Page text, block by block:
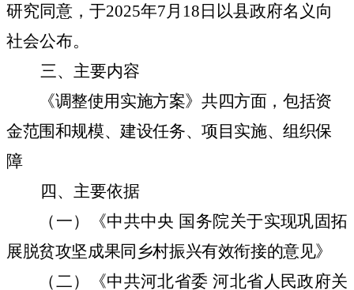
研究同意 ，于2025年7月 18 日以县政府名义向
社会公布。
三、主要内容
《调整使用实施方案》共四方面，包括资
金范围和规模、建设任务、项目实施、组织保
障
四、主要依据
（一）《中共中央 国务院关于实现巩固拓
展脱贫攻坚成果同乡村振兴有效衔接的意见》
（二）《中共河北省委 河北省人民政府关